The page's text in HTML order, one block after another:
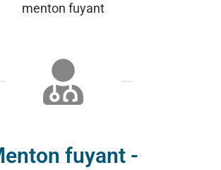
menton fuyant
fuyant -